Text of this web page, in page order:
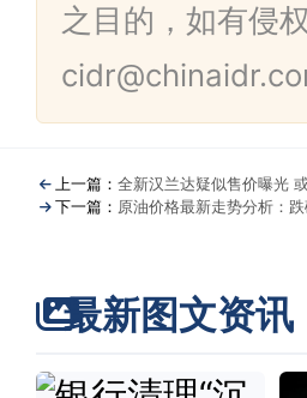
之目的，如有侵
上一篇： 全新汉兰达疑似售价曝光
下一篇： 原油价格最新走势分析：
最新图文资讯